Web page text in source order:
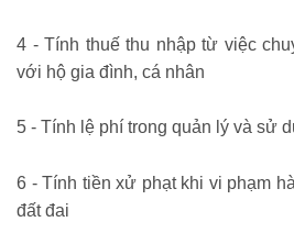
4 - Tính thuế thu nhập từ việc
với hộ gia đình, cá nhân
5 - Tính lệ phí trong quản lý và sử
6 - Tính tiền xử phạt khi vi phạm
đất đai